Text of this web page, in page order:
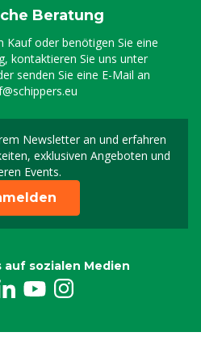
Edelst. Schraubgewinde
V2A 12-22 mm (1/2"), 9 mm
Schaumlanze Greenline
Greenline 2.3
3/8” schwarz, 3 m
Beratung
Kauf oder benötigen Sie eine
kontaktieren Sie uns unter
senden Sie eine E-Mail an
Newsletter an und erfahren
exklusiven Angeboten und
Events.
Melden Sie sich für
auf sozialen Medien